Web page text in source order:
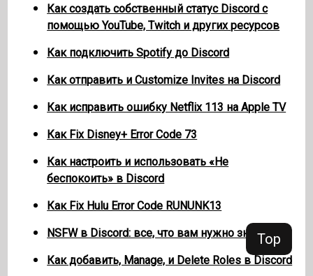
Top
Как создать собственный статус Discord с
помощью YouTube, Twitch и других ресурсов
Как подключить Spotify до Discord
Как отправить и Customize Invites на Discord
Как исправить ошибку Netflix 113 на Apple TV
Как Fix Disney+ Error Code 73
Как настроить и использовать «Не
беспокоить» в Discord
Как Fix Hulu Error Code RUNUNK13
NSFW в Discord: все, что вам нужно знать
Как добавить, Manage, и Delete Roles в Discord